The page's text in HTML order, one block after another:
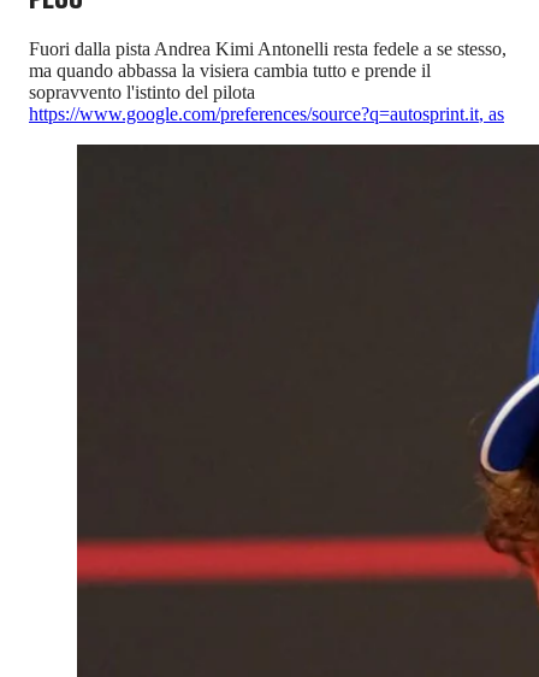
Fuori dalla pista Andrea Kimi Antonelli resta fedele a se stesso,
ma quando abbassa la visiera cambia tutto e prende il
sopravvento l'istinto del pilota
https://www.google.com/preferences/source?q=autosprint.it, as